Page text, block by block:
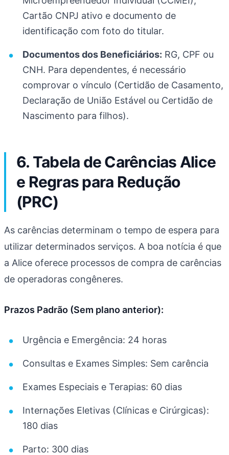
Cartão CNPJ ativo e documento de
identificação com foto do titular.
Documentos dos Beneficiários: RG, CPF ou
CNH. Para dependentes, é necessário
comprovar o vínculo (Certidão de Casamento,
Declaração de União Estável ou Certidão de
Nascimento para filhos).
6. Tabela de Carências Alice
e Regras para Redução
(PRC)
As carências determinam o tempo de espera para
utilizar determinados serviços. A boa notícia é que
a Alice oferece processos de compra de carências
de operadoras congêneres.
Prazos Padrão (Sem plano anterior):
Urgência e Emergência: 24 horas
Consultas e Exames Simples: Sem carência
Exames Especiais e Terapias: 60 dias
Internações Eletivas (Clínicas e Cirúrgicas):
180 dias
Parto: 300 dias